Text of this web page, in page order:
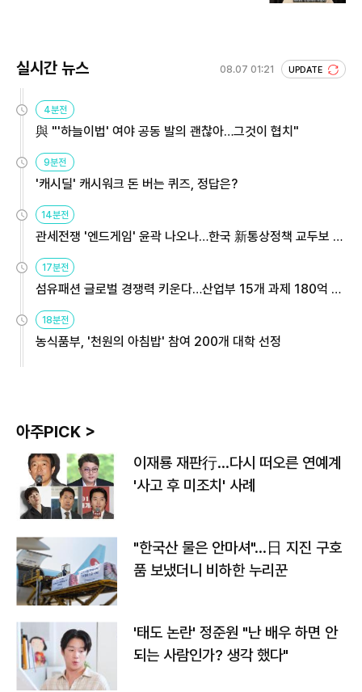
실시간 뉴스 08.07 01:21 UPDATE
4분전
與 "'하늘이법' 여야 공동 발의 괜찮아…그것이 협치"
9분전
'캐시딜' 캐시워크 돈 버는 퀴즈, 정답은?
14분전
관세전쟁 '엔드게임' 윤곽 나오나…한국 新통상정책 교두보 활
용해야
17분전
섬유패션 글로벌 경쟁력 키운다…산업부 15개 과제 180억 지
원
18분전
농식품부, '천원의 아침밥' 참여 200개 대학 선정
아주PICK >
이재룡 재판行…다시 떠오른 연예계
'사고 후 미조치' 사례
"한국산 물은 안마셔"…日 지진 구호
품 보냈더니 비하한 누리꾼
'태도 논란' 정준원 "난 배우 하면 안
되는 사람인가? 생각 했다"